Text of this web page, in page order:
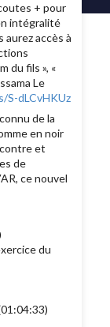
+ pour
intégralité
aurez accès à
du fils », «
Le
S-dLCvHKUz
de la
en noir
et
de
ce nouvel
du